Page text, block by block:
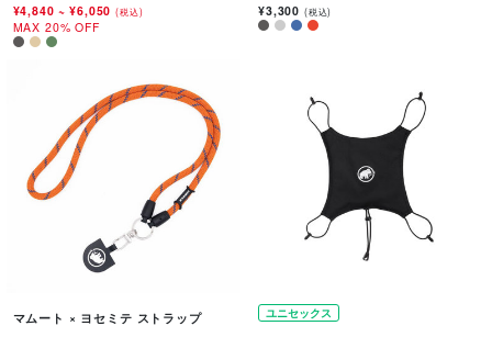
¥4,840~ ¥6,050(税込)
MAX 20% OFF
¥3,300 (税込)
マムート × ヨセミテ ストラップ
ユニセックス